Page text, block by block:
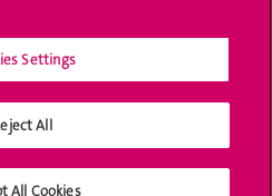
Settings
All
All Cookies